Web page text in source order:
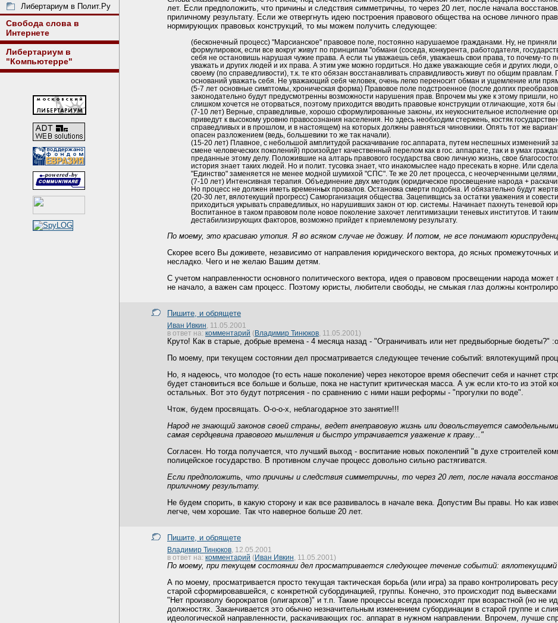
Либертариум в Полит.Ру
Свобода слова в
Интернете
Либертариум в
"Компьютерре"
лет. Если предположить, что причины и следствия симметричны, то через 20 лет, после начала
приличному результату. Если же отвергнуть идею построения правового общества на основе личного
нормирующих правовых конструкций, то мы можем получить следующее:
(бесконечный процесс) "Марсианское" правовое поле, постоянно нарушаемое гражданами. Ну, не
формулировок, если все вокруг живут по принципам "обмани (соседа, конкурента, работодателя,
себя не остановишь нарушая чужие права. А если ты уважаешь себя, уважаешь свои права, то почему-то
уважать и других людей и их права. А этим уже можно гордиться. Но даже уважающие себя и других
своему (по справедливости), т.к. те кто обязан восстанавливать справидливость живут по общим
оснований уважать себя. Не уважающий себя человек, очень легко переносит обман и ущемление или
(5-7 лет основные симптомы, хроническая форма) Правовое поле подстроенное (после долгих
законодательно будут предусмотренны возможности нарушения прав. Впрочем мы уже к этому пришли,
слишком хочется не оторваться, поэтому приходится вводить правовые конструкции отличающие, хотя
(7-10 лет) Верные, справедливые, хорошо сформулированные законы, их неукоснительное исполнение
приведут к высокому уровню правосознания населения. Но здесь необходим стержень, костяк
справедливых и в прошлом, и в настоящем) на которых должны равняться чиновники. Опять тот же
опасен разложением (ведь, большевики то же так начали).
(15-20 лет) Плавное, с небольшой амплитудой раскачивание гос.аппарата, путем неспешных изменений
смене человеческих поколений) произойдет качественный перелом как в гос. аппарате, так и в умах
преданные этому делу. Положившие на алтарь правового государства свою личную жизнь, свое
история знает таких людей. Но и полит. тусовка знает, что инакомыслее надо пресекать в корне. Или
"Единство" заменяется не менее модной шумихой "СПС". Те же 20 лет процесса, с неочерченными целями,
(7-10 лет) Интенсивная терапия. Объединение двух методик (юридическое просвещение народа +
Но процесс не должен иметь временных провалов. Остановка смерти подобна. И обязательно будут
(20-30 лет, вялотекущий прогресс) Саморганизация общества. Зацепивщись за остатки уважения и
приходиться укрывать справедливых, но нарушивших закон от юр. системы. Начинает пахнуть теневой
Воспитанное в таком правовом поле новое поколение захочет легитимизации теневых институтов. И
дестабилизирующих факторов, возможно прийдет к приемлемому результату.
По моему, это красиваю утопия. Я во всяком случае не доживу. И потом, не все понимают
Скорее всего Вы доживете, независимо от направления юридического вектора, до ясных промежуточных
несладко. Чего и не желаю Вашим детям.
С учетом направленности основного политического вектора, идея о правовом просвещении народа
не начало, а важен сам процесс. Поэтому юристы, любители свободы, не смыкая глаз должны
Пишите, и обрящете
Иван Ивкин , 11.05.2001
в ответ на: комментарий (Владимир Тинюков , 11.05.2001)
Круто! Как в старые, добрые времена - 4 месяца назад - "Ограничивать или нет предвыборные бюдеты?"
По моему, при текущем состоянии дел просматривается следующее течение событий: вялотекущимй
Но, я надеюсь, что молодое (то есть наше поколение) через некоторое время обеспечит себя и начнет
будет становиться все больше и больше, пока не наступит критическая масса. А уж если кто-то из этой
остальных. Вот это будут потрясения - по сравнению с ними наши реформы - "прогулки по воде".
Чтож, будем просвящать. О-о-о-х, неблагодарное это занятие!!!
Народ не знающий законов своей страны, ведет внеправовую жизнь или довольствуется
самая сердцевина правового мышления и быстро утрачивается уважение к праву..."
Согласен. Но тогда получается, что лучший выход - воспитание новых поколенпий "в духе строителей
полицейское государство. В противном случае процесс довольно сильно растягиватся.
Если предположить, что причины и следствия симметричны, то через 20 лет, после начала
приличному результату.
Не будем спорить, в какую сторону и как все развивалось в начале века. Допустим Вы правы. Но как
легче, чем хорошие. Так что наверное больше 20 лет.
Пишите, и обрящете
Владимир Тинюков , 12.05.2001
в ответ на: комментарий (Иван Ивкин , 11.05.2001)
По моему, при текущем состоянии дел просматривается следующее течение событий: вялотекущимй
А по моему, просматривается просто текущая тактическая борьба (или игра) за право контролировать
старой сформировавшейся, с конкретной субординацией, группы. Конечно, это происходит под
"Нет произволу бюрократов (олигархов)" и т.п. Такие процессы всегда происходят при возрастной (но не
должностях. Заканчивается это обычно незначительным изменением субординации в старой группе и
идеологической направленности, раскачивающих гос. аппарат в нужном направлении. Впрочем, лучше